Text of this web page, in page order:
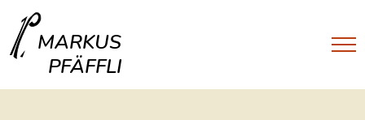
MARKUS
PFÄFFLI